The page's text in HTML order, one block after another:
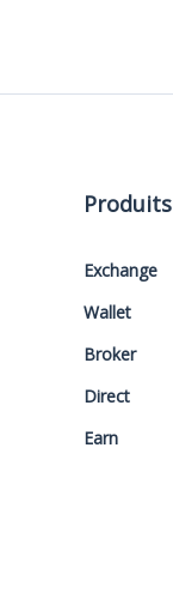
Produits
Exchange
Wallet
Broker
Direct
Earn